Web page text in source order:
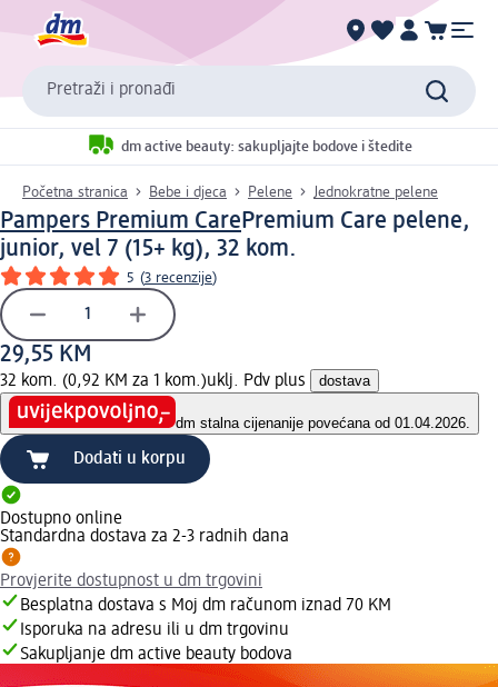
Pretraži i pronađi
dm active beauty: sakupljajte bodove i štedite
Početna stranica Bebe i djeca Pelene Jednokratne pelene
Pampers Premium CarePremium Care pelene,
junior, vel 7 (15+ kg), 32 kom.
5 (3 recenzije)
29,55 KM
32 kom. (0,92 KM za 1 kom.)uklj. Pdv plus dostava
dm stalna cijenanije povećana od 01.04.2026.
Dodati u korpu
Dostupno online
Standardna dostava za 2-3 radnih dana
Provjerite dostupnost u dm trgovini
Besplatna dostava s Moj dm računom iznad 70 KM
Isporuka na adresu ili u dm trgovinu
Sakupljanje dm active beauty bodova